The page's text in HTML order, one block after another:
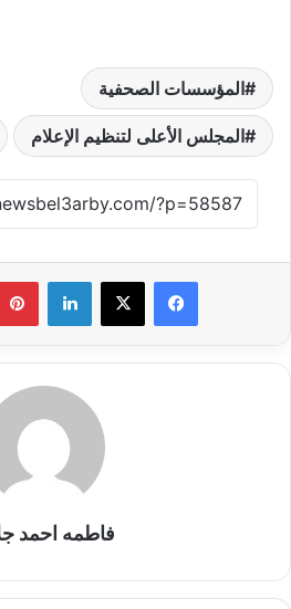
المؤسسات الصحفية
المجلس الأعلى لتنظيم الإعلام
لينكدإن
فاطمه احمد